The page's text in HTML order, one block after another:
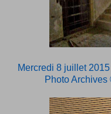
Mercredi 8 juillet
Photo